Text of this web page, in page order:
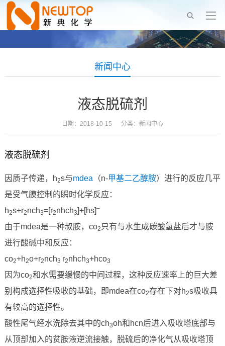
新闻中心
液态脱硫剂
日期：2018-10-15 分类： 新闻中心
液态脱硫剂
因质子传递，h2s与mdea （n-甲基二乙醇胺）进行的反应几平
是受气膜控制的瞬时化学反应：
h2s+r2nch3=[r2nhch3]+[hs]–
由于mdea是一种叔胺，co2 只有与水生成碳酸氢盐后才与胺
进行酸碱中和反应：
co2+h2o+r2nch3 r2nhch3+hco3
因为co2和水需要缓慢的中间过程，这种反应速率上的巨大差
别构成选择性吸收的基础，即mdea在co2存在下对h2s吸收具
有较高的选择性。
酸性尾气经水洗除去其中的ch3oh和hcn后进入吸收塔底部与
从顶部加入的贫胺液逆流接触，脱硫后的净化气从吸收塔顶